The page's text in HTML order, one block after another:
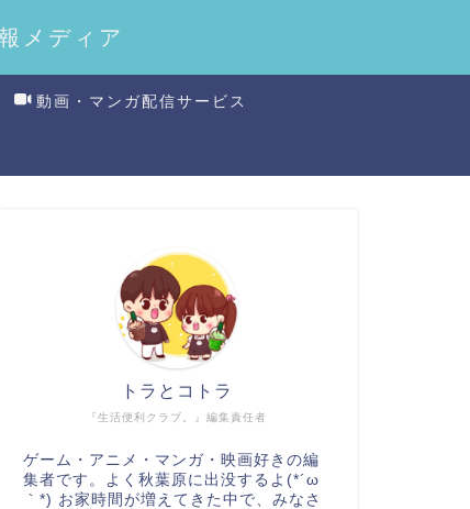
メディア
動画・マンガ配信サービス
『生活便利クラブ。』編集責任者
トラとコトラ
ゲーム・アニメ・マンガ・映画好きの編
集者です。よく秋葉原に出没するよ(*´ω
｀*) お家時間が増えてきた中で、みなさ